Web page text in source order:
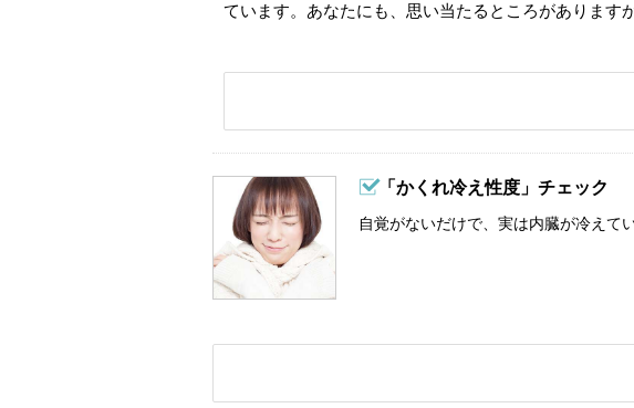
ています。あなたにも、思い当たるところがあります
「かくれ冷え性度」チェック
自覚がないだけで、実は内臓が冷えて